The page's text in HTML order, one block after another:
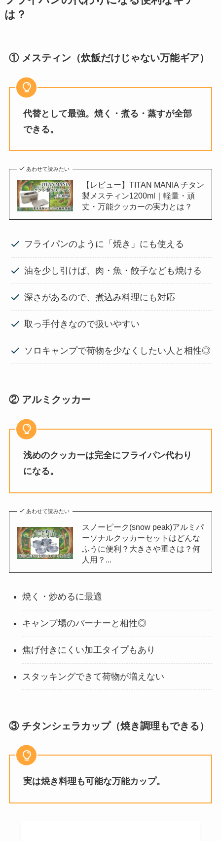
は？
① メスティン（炊飯だけじゃない万能ギア）
代替として最強。焼く・煮る・蒸すが全部
できる。
あわせて読みたい
【レビュー】TITAN MANIA チタン
製メスティン1200ml｜軽量・頑
丈・万能クッカーの実力とは？
フライパンのように「焼き」にも使える
油を少し引けば、肉・魚・餃子なども焼ける
深さがあるので、煮込み料理にも対応
取っ手付きなので扱いやすい
ソロキャンプで荷物を少なくしたい人と相性◎
② アルミクッカー
浅めのクッカーは完全にフライパン代わり
になる。
あわせて読みたい
スノーピーク(snow peak)アルミパ
ーソナルクッカーセットはどんな
ふうに便利？大きさや重さは？何
人用？...
焼く・炒めるに最適
キャンプ場のバーナーと相性◎
焦げ付きにくい加工タイプもあり
スタッキングできて荷物が増えない
③ チタンシェラカップ（焼き調理もできる）
実は焼き料理も可能な万能カップ。